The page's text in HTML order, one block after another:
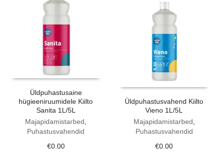
Üldpuhastusaine
hügieeniruumidele Kiilto
Sanita 1L/5L
Majapidamistarbed,
Puhastusvahendid
€0.00
Üldpuhastusvahend Kiilto
Vieno 1L/5L
Majapidamistarbed,
Puhastusvahendid
€0.00